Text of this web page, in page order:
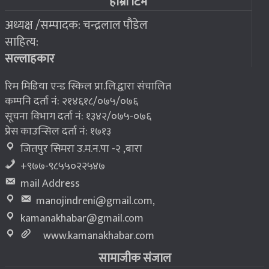
२०७६ बैशाख १३, शुक्रबार
८ भूकम्प पीडितलाई घर निर्माण गर्न लालपुर्जा
अध्यक्ष /सम्पादक: चन्द्रलाल पौडेल
साहित्य:
सल्लाहकार
रिम मिडिया एन्ड स्किल प्रा.लि.द्वारा संचालित
कम्पनि दर्ता नं: २१४६१८/०७५/०७६
सूचना विभाग दर्ता नं: १३४२/०७५-०७६
प्रेस काउन्सिल दर्ता नं: १७१३
जितपुर सिमरा उ.म.न.पा -२ ,बारा
+९७७-९८५५०२२५४७
mail Address
manojindreni@gmail.com,
kamanakhabar@gmail.com
www.kamanakhabar.com
सामाजीक संजाल